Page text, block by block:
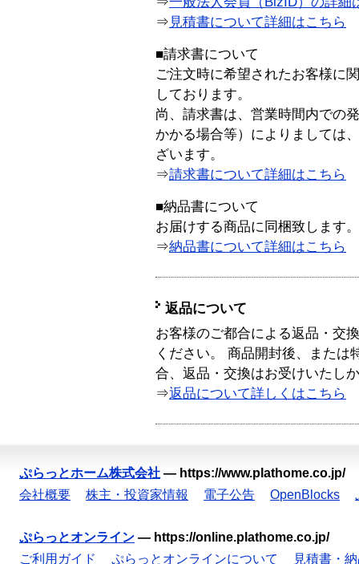
⇒ 見積書について詳細はこちら
■請求書について
ご注文時に希望されたお客様に
しております。
尚、請求書は、営業時間内での
かかる場合等）によりましては
ざいます。
⇒請求書について詳細はこちら
■納品書について
お届けする商品に同梱致します。
⇒納品書について詳細はこちら
返品について
お客様のご都合による返品・交
ください。 商品開封後、または
合、返品・交換はお受けいたし
⇒返品について詳しくはこちら
ぷらっとホーム株式会社 — https://www.plathome.co.jp/
会社概要
株主・投資家情報 電子公告 OpenBlocks
ぷらっとオンライン — https://online.plathome.co.jp/
ご利用ガイド
ぷらっとオンラインについて 見積書・